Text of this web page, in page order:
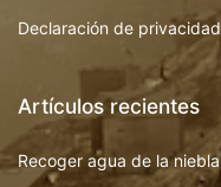
Declaración de privacidad
Artículos recientes
Recoger agua de la niebla